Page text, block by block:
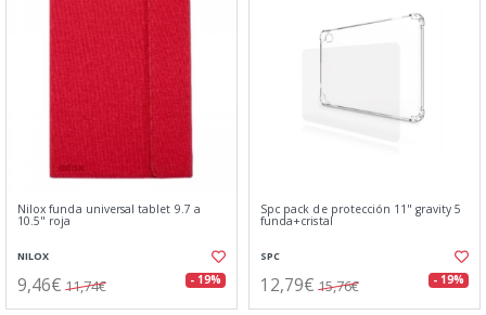
Nilox funda universal tablet 9.7 a
10.5" roja
NILOX
9,46€ 11,74€ - 19%
Spc pack de protección 11" gravity 5
funda+cristal
SPC
12,79€ 15,76€ - 19%